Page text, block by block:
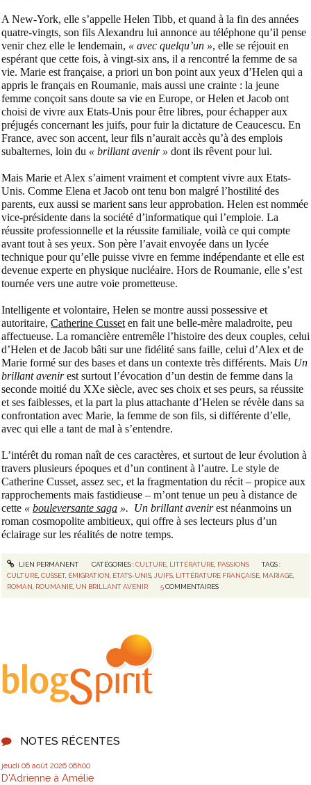
NOTES RÉCENTES
jeudi 06 août 2026 06h00
D'Adrienne à Amélie
A New-York, elle s’appelle Helen Tibb, et quand à la fin des années
quatre-vingts, son fils Alexandru lui annonce au téléphone qu’il pense
venir chez elle le lendemain, « avec quelqu’un », elle se réjouit en
espérant que cette fois, à vingt-six ans, il a rencontré la femme de sa
vie. Marie est française, a priori un bon point aux yeux d’Helen qui a
appris le français en Roumanie, mais aussi une crainte : la jeune
femme conçoit sans doute sa vie en Europe, or Helen et Jacob ont
choisi de vivre aux Etats-Unis pour être libres, pour échapper aux
préjugés concernant les juifs, pour fuir la dictature de Ceaucescu. En
France, avec son accent, leur fils n’aurait accès qu’à des emplois
subalternes, loin du « brillant avenir » dont ils rêvent pour lui.
Mais Marie et Alex s’aiment vraiment et comptent vivre aux Etats-
Unis. Comme Elena et Jacob ont tenu bon malgré l’hostilité des
parents, eux aussi se marient sans leur approbation. Helen est nommée
vice-présidente dans la société d’informatique qui l’emploie. La
réussite professionnelle et la réussite familiale, voilà ce qui compte
avant tout à ses yeux. Son père l’avait envoyée dans un lycée
technique pour qu’elle puisse vivre en femme indépendante et elle est
devenue experte en physique nucléaire. Hors de Roumanie, elle s’est
tournée vers une autre voie prometteuse.
Intelligente et volontaire, Helen se montre aussi possessive et
autoritaire, Catherine Cusset en fait une belle-mère maladroite, peu
affectueuse. La romancière entremêle l’histoire des deux couples, celui
d’Helen et de Jacob bâti sur une fidélité sans faille, celui d’Alex et de
Marie formé sur des bases et dans un contexte très différents. Mais Un
brillant avenirest surtout l’évocation d’un destin de femme dans la
seconde moitié du XXe siècle, avec ses choix et ses peurs, sa réussite
et ses faiblesses, et la part la plus attachante d’Helen se révèle dans sa
confrontation avec Marie, la femme de son fils, si différente d’elle,
avec qui elle a tant de mal à s’entendre.
L’intérêt du roman naît de ces caractères, et surtout de leur évolution à
travers plusieurs époques et d’un continent à l’autre. Le style de
Catherine Cusset, assez sec, et la fragmentation du récit – propice aux
rapprochements mais fastidieuse – m’ont tenue un peu à distance de
cette « bouleversante saga ». Un brillant avenirest néanmoins un
roman cosmopolite ambitieux, qui offre à ses lecteurs plus d’un
éclairage sur les réalités de notre temps.
LIEN PERMANENT CATÉGORIES :CULTURE, LITTÉRATURE, PASSIONS
TAGS :
CULTURE ,CUSSET, ÉMIGRATION ÉTATS-UNIS JUIFS LITTÉRATURE FRANÇAISE MARIAGE
ROMAN ROUMANIE UN BRILLANT AVENIR 5 COMMENTAIRES